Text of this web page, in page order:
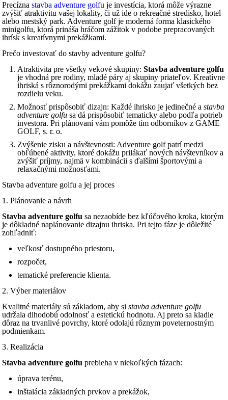
Precíznastavba adventure golfu je investícia, ktorá môže výrazne
zvýšiť atraktivitu vašej lokality, či už ide o rekreačné stredisko, hotel
alebo mestský park. Adventure golf je moderná forma klasického
minigolfu, ktorá prináša hráčom zážitok v podobe prepracovaných
ihrísk s kreatívnymi prekážkami.
Prečo investovať do stavby adventure golfu?
Atraktivita pre všetky vekové skupiny:Stavba adventure golfu
je vhodná pre rodiny, mladé páry aj skupiny priateľov. Kreatívne
ihriská s rôznorodými prekážkami dokážu zaujať všetkých bez
rozdielu veku.
Možnosť prispôsobiť dizajn: Každé ihrisko je jedinečné astavba
adventure golfu sa dá prispôsobiť tematicky alebo podľa potrieb
investora. Pri plánovaní vám pomôže tím odborníkov z GAME
GOLF, s. r. o.
Zvýšenie zisku a návštevnosti: Adventure golf patrí medzi
obľúbené aktivity, ktoré dokážu prilákať nových návštevníkov a
zvýšiť príjmy, najmä v kombinácii s ďalšími športovými a
relaxačnými možnosťami.
Stavba adventure golfu a jej proces
1. Plánovanie a návrh
Stavba adventure golfu sa nezaobíde bez kľúčového kroka, ktorým
je dôkladné naplánovanie dizajnu ihriska. Pri tejto fáze je dôležité
zohľadniť:
veľkosť dostupného priestoru,
rozpočet,
tematické preferencie klienta.
2. Výber materiálov
Kvalitné materiály sú základom, aby sistavba adventure golfu
udržala dlhodobú odolnosť a estetickú hodnotu. Aj preto sa kladie
dôraz na trvanlivé povrchy, ktoré odolajú rôznym poveternostným
podmienkam.
3. Realizácia
Stavba adventure golfu prebieha v niekoľkých fázach:
úprava terénu,
inštalácia základných prvkov a prekážok,